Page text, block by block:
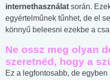
internethasználat során.
egyértelműnek tűnhet, de el
könnyű beleesni ezekbe a
Ne ossz meg olyan
szeretnéd, hogy a
Ez a legfontosabb, de